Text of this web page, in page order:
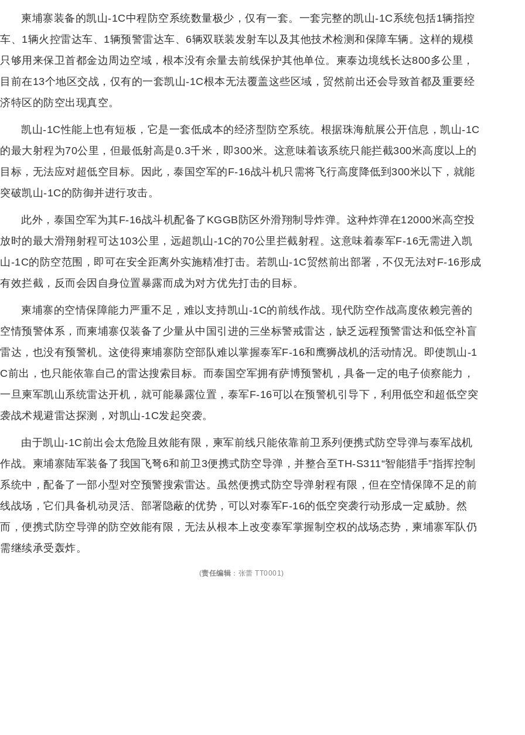
柬埔寨装备的凯山-1C中程防空系统数量极少，仅有一套。一套完整的凯山-1C系统包括1辆指控
车、1辆火控雷达车、1辆预警雷达车、6辆双联装发射车以及其他技术检测和保障车辆。这样的规模
只够用来保卫首都金边周边空域，根本没有余量去前线保护其他单位。柬泰边境线长达800多公里，
目前在13个地区交战，仅有的一套凯山-1C根本无法覆盖这些区域，贸然前出还会导致首都及重要经
济特区的防空出现真空。
凯山-1C性能上也有短板，它是一套低成本的经济型防空系统。根据珠海航展公开信息，凯山-1C
的最大射程为70公里，但最低射高是0.3千米，即300米。这意味着该系统只能拦截300米高度以上的
目标，无法应对超低空目标。因此，泰国空军的F-16战斗机只需将飞行高度降低到300米以下，就能
突破凯山-1C的防御并进行攻击。
此外，泰国空军为其F-16战斗机配备了KGGB防区外滑翔制导炸弹。这种炸弹在12000米高空投
放时的最大滑翔射程可达103公里，远超凯山-1C的70公里拦截射程。这意味着泰军F-16无需进入凯
山-1C的防空范围，即可在安全距离外实施精准打击。若凯山-1C贸然前出部署，不仅无法对F-16形成
有效拦截，反而会因自身位置暴露而成为对方优先打击的目标。
柬埔寨的空情保障能力严重不足，难以支持凯山-1C的前线作战。现代防空作战高度依赖完善的
空情预警体系，而柬埔寨仅装备了少量从中国引进的三坐标警戒雷达，缺乏远程预警雷达和低空补盲
雷达，也没有预警机。这使得柬埔寨防空部队难以掌握泰军F-16和鹰狮战机的活动情况。即使凯山-1
C前出，也只能依靠自己的雷达搜索目标。而泰国空军拥有萨博预警机，具备一定的电子侦察能力，
一旦柬军凯山系统雷达开机，就可能暴露位置，泰军F-16可以在预警机引导下，利用低空和超低空突
袭战术规避雷达探测，对凯山-1C发起突袭。
由于凯山-1C前出会太危险且效能有限，柬军前线只能依靠前卫系列便携式防空导弹与泰军战机
作战。柬埔寨陆军装备了我国飞弩6和前卫3便携式防空导弹，并整合至TH-S311“智能猎手”指挥控制
系统中，配备了一部小型对空预警搜索雷达。虽然便携式防空导弹射程有限，但在空情保障不足的前
线战场，它们具备机动灵活、部署隐蔽的优势，可以对泰军F-16的低空突袭行动形成一定威胁。然
而，便携式防空导弹的防空效能有限，无法从根本上改变泰军掌握制空权的战场态势，柬埔寨军队仍
需继续承受轰炸。
(责任编辑 ： 张蕾 TT0001)